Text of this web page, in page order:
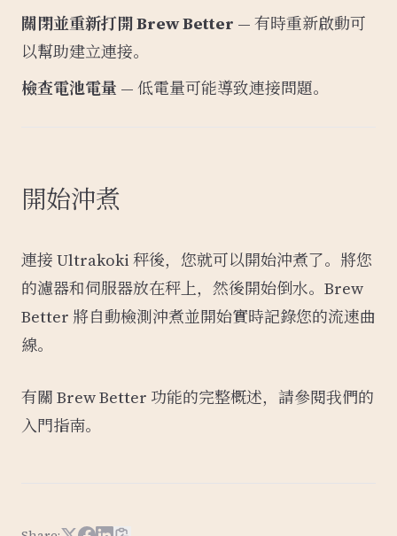
關閉並重新打開 Brew Better — 有時重新啟動可
以幫助建立連接。
檢查電池電量 — 低電量可能導致連接問題。
開始沖煮
連接 Ultrakoki 秤後，您就可以開始沖煮了。將您
的濾器和伺服器放在秤上，然後開始倒水。Brew
Better 將自動檢測沖煮並開始實時記錄您的流速曲
線。
有關 Brew Better 功能的完整概述，請參閱我們的
入門指南。